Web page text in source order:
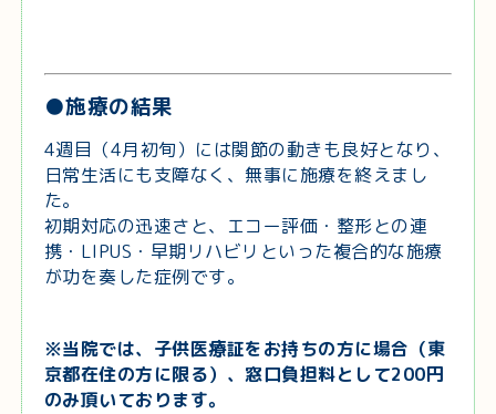
●施療の結果
4週目（4月初旬）には関節の動きも良好となり、
日常生活にも支障なく、無事に施療を終えまし
た。
初期対応の迅速さと、エコー評価・整形との連
携・LIPUS・早期リハビリといった複合的な施療
が功を奏した症例です。
※当院では、子供医療証をお持ちの方に場合（東
京都在住の方に限る）、窓口負担料として200円
のみ頂いております。